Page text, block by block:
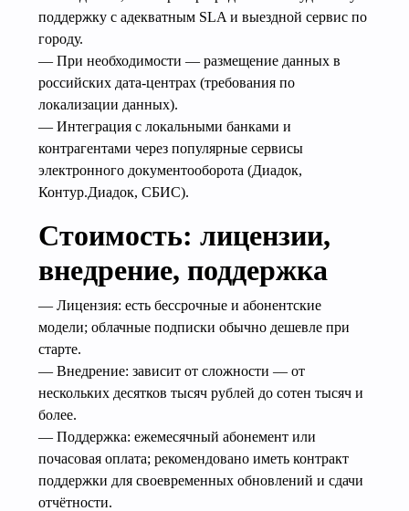
поддержку с адекватным SLA и выездной сервис по
городу.
— При необходимости — размещение данных в
российских дата‑центрах (требования по
локализации данных).
— Интеграция с локальными банками и
контрагентами через популярные сервисы
электронного документооборота (Диадок,
Контур.Диадок, СБИС).
Стоимость: лицензии,
внедрение, поддержка
— Лицензия: есть бессрочные и абонентские
модели; облачные подписки обычно дешевле при
старте.
— Внедрение: зависит от сложности — от
нескольких десятков тысяч рублей до сотен тысяч и
более.
— Поддержка: ежемесячный абонемент или
почасовая оплата; рекомендовано иметь контракт
поддержки для своевременных обновлений и сдачи
отчётности.